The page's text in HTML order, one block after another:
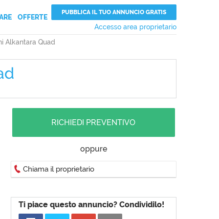
OFFERTE
Accesso area proprietario
PUBBLICA IL TUO ANNUNCIO GRATIS
Alkantara Quad
RICHIEDI PREVENTIVO
oppure
Chiama il proprietario
Ti piace questo annuncio? Condividilo!